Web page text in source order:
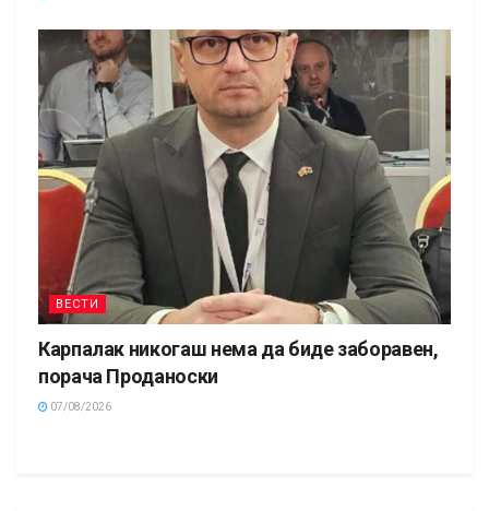
ВЕСТИ
Карпалак никогаш нема да биде заборавен,
порача Проданоски
07/08/2026